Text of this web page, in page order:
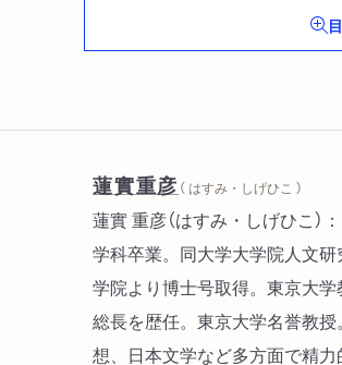
歴史の濫造者たちについて ほか
蓮實重彦 （ はすみ・しげひこ ）
蓮實 重彦（はすみ・しげひこ
学科卒業。同大学大学院人文
学院より博士号取得。東京大学
総長を歴任。東京大学名誉教
想、日本文学など多方面で精